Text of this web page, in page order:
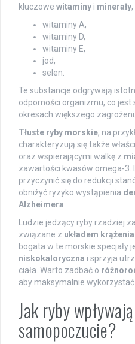
kluczowe witaminy i minerały
witaminy A,
witaminy D,
witaminy E,
jod,
selen.
Te substancje odgrywają
odporności organizmu, co jest
okresach większego
Tłuste ryby morskie, na
charakteryzują się także
oraz wspierającymi walkę z
zawartości kwasów omega-3.
przyczynić się do redukcji
obniżyć ryzyko wystąpienia
Alzheimera
Ludzie jedzący ryby rzadziej
związane z układem krążenia
bogata w te morskie specjały
niskokaloryczna i sprzyja
ciała. Warto zadbać o
aby maksymalnie wykorzystać
Jak ryby
samopoczucie?